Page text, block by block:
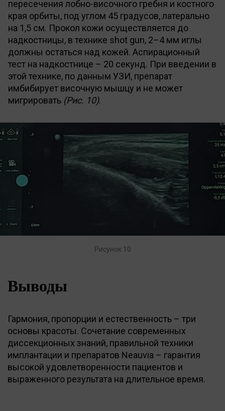
пересечения лобно-височного гребня и костного
края орбиты, под углом 45 градусов, латерально
на 1,5 см. Прокол кожи осуществляется до
надкостницы, в технике shot gun, 2–4 мм иглы
должны остаться над кожей. Аспирационный
тест на надкостнице – 20 секунд. При введении в
этой технике, по данным УЗИ, препарат
имбибирует височную мышцу и не может
мигрировать (Рис. 10).
Рисунок 10
Выводы
Гармония, пропорции и естественность – три
основы красоты. Сочетание современных
диссекционных знаний, правильной техники
имплантации и препаратов Neauvia – гарантия
высокой удовлетворенности пациентов и
выраженного результата на длительное время.